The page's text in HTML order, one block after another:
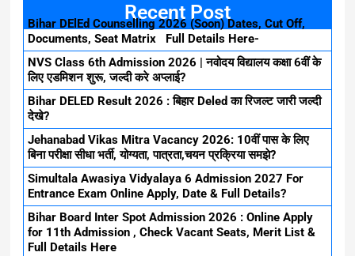
Recent Post
Bihar DElEd Counselling 2026 (Soon) Dates, Cut Off,
Documents, Seat Matrix Full Details Here-
NVS Class 6th Admission 2026 | नवोदय विद्यालय कक्षा 6वीं के
लिए एडमिशन शुरू, जल्दी करे अप्लाई?
Bihar DELED Result 2026 : बिहार Deled का रिजल्ट जारी जल्दी
देखे?
Jehanabad Vikas Mitra Vacancy 2026: 10वीं पास के लिए
बिना परीक्षा सीधा भर्ती, योग्यता, पात्रता,चयन प्रक्रिया समझे?
Simultala Awasiya Vidyalaya 6 Admission 2027 For
Entrance Exam Online Apply, Date & Full Details?
Bihar Board Inter Spot Admission 2026 : Online Apply
for 11th Admission , Check Vacant Seats, Merit List &
Full Details Here